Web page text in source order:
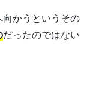
かうというその
だったのではない